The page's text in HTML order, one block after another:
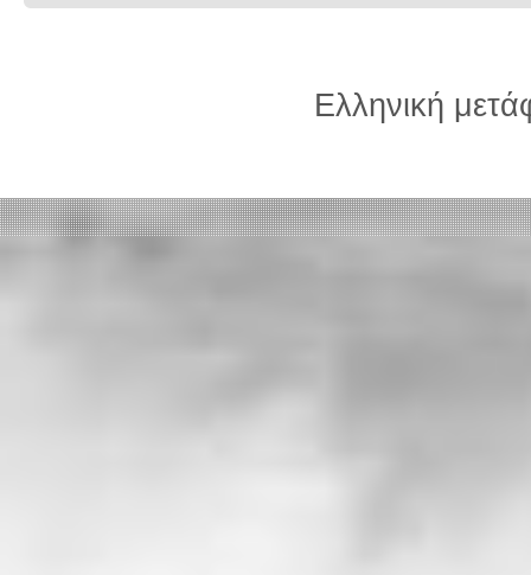
Ελληνική